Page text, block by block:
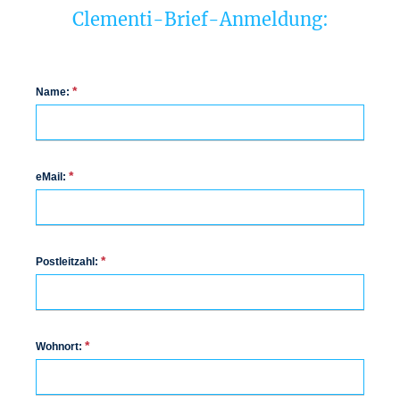
Clementi-Brief-Anmeldung:
Name: *
eMail: *
Postleitzahl: *
Wohnort: *